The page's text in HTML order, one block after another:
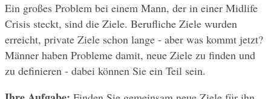
Ein großes Problem bei einem Mann, der in einer Midlife
Crisis steckt, sind die Ziele. Berufliche Ziele wurden
erreicht, private Ziele schon lange - aber was kommt jetzt?
Männer haben Probleme damit, neue Ziele zu finden und
zu definieren - dabei können Sie ein Teil sein.